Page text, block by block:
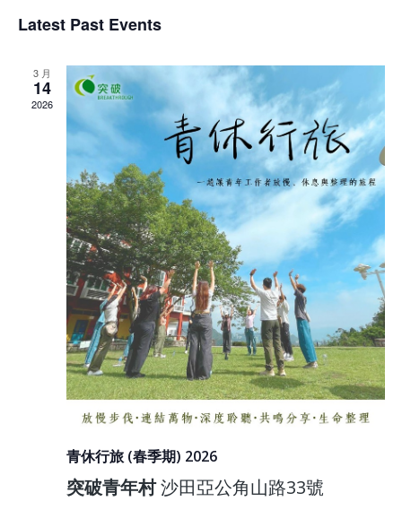
Latest Past Events
3 月
14
2026
青休行旅 (春季期) 2026
突破青年村沙田亞公角山路33號